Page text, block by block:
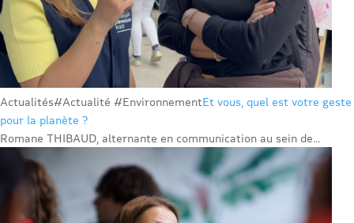
Actualités#Actualité #EnvironnementEt vous, quel est votre geste
pour la planète ?
Romane THIBAUD, alternante en communication au sein de...